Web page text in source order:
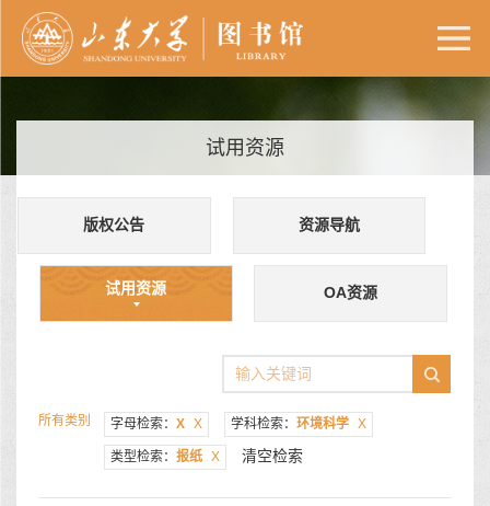
试用资源
版权公告 资源导航
试用资源 OA资源
所有类别 字母检索： X X 学科检索： 环境科学 X
类型检索： 报纸 X 清空检索